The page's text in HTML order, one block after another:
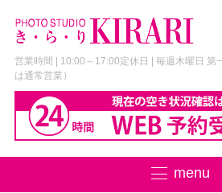
営業時間 | 10:00～17:00定休日 | 毎週木曜日 第
は通常営業）
menu